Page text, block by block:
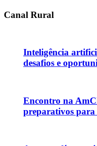
Canal Rural
Inteligência
desafios e
Encontro na
preparativos para